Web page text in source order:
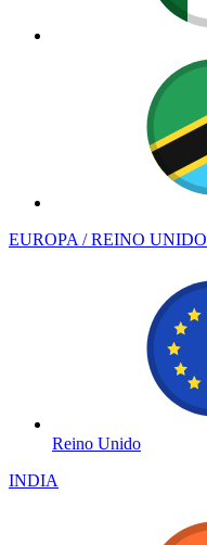
EUROPA / REINO UNIDO
Reino Unido
INDIA